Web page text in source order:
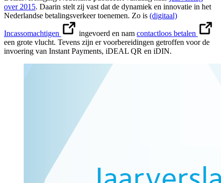
over 2015. Daarin stelt zij vast dat de dynamiek en innovatie in het
Nederlandse betalingsverkeer toenemen. Zo is (digitaal)
Incassomachtigen ingevoerd en nam contactloos betalen
een grote vlucht. Tevens zijn er voorbereidingen getroffen voor de
invoering van Instant Payments, iDEAL QR en iDIN.